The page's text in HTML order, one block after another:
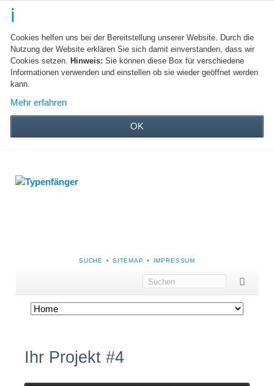
Cookies helfen uns bei der Bereitstellung unserer Website. Durch die
Nutzung der Website erklären Sie sich damit einverstanden, dass wir
Cookies setzen. Hinweis: Sie können diese Box für verschiedene
Informationen verwenden und einstellen ob sie wieder geöffnet werden
kann.
Mehr erfahren
OK
NAVIGATION
SUCHE SITEMAP IMPRESSUM
Navigation
Ihr Projekt #4